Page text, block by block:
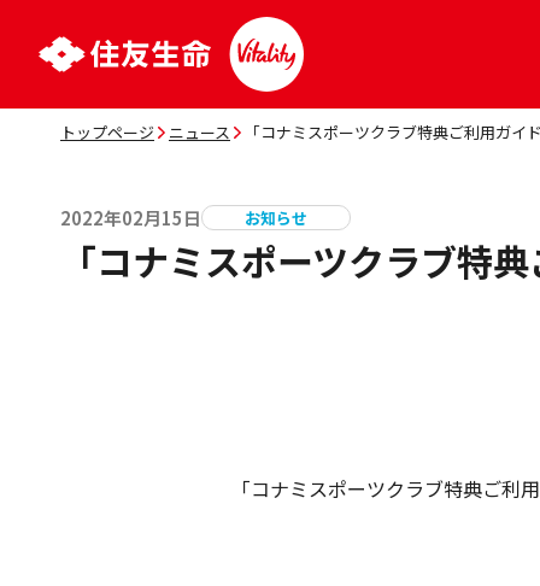
トップページ ニュース 「コナミスポーツクラブ特典ご利用ガイ
2022年02月15日 お知らせ
「コナミスポーツクラブ特
「コナミスポーツクラブ特典ご利